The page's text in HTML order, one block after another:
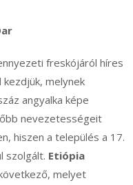
freskójáról híres
melynek
angyalka képe
nevezetességeit
hiszen a település a 17.
szolgált. Etiópia
melyet